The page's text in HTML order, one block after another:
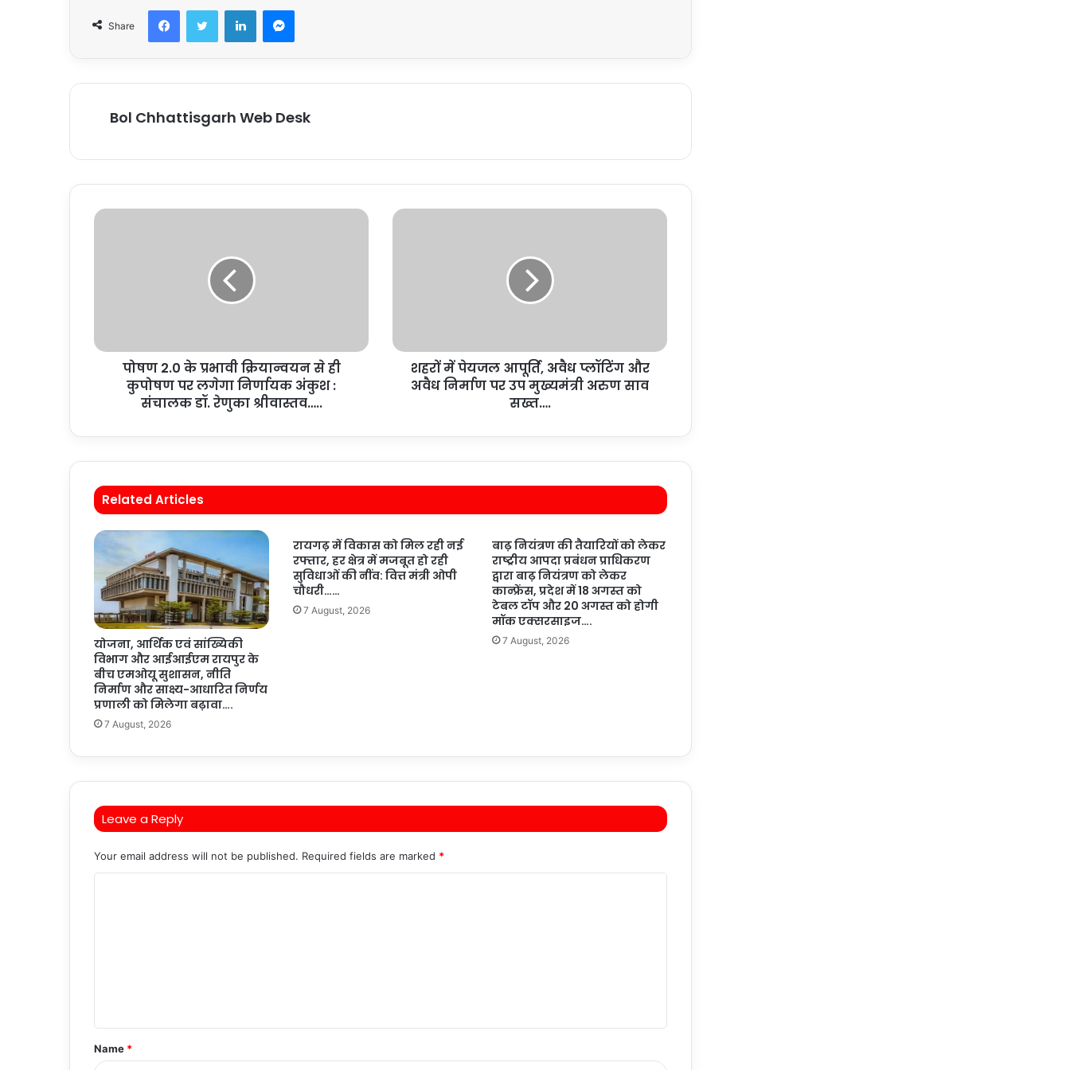
Share
Bol Chhattisgarh Web Desk
पोषण 2.0 के प्रभावी क्रियान्वयन से ही
कुपोषण पर लगेगा निर्णायक अंकुश :
संचालक डॉ. रेणुका श्रीवास्तव…..
शहरों में पेयजल आपूर्ति, अवैध प्लॉटिंग और
अवैध निर्माण पर उप मुख्यमंत्री अरुण साव
सख्त….
Related Articles
योजना, आर्थिक एवं सांख्यिकी
विभाग और आईआईएम रायपुर के
बीच एमओयू सुशासन, नीति
निर्माण और साक्ष्य-आधारित निर्णय
प्रणाली को मिलेगा बढ़ावा….
7 August, 2026
रायगढ़ में विकास को मिल रही नई
रफ्तार, हर क्षेत्र में मजबूत हो रही
सुविधाओं की नींव: वित्त मंत्री ओपी
चौधरी……
7 August, 2026
बाढ़ नियंत्रण की तैयारियों को लेकर
राष्ट्रीय आपदा प्रबंधन प्राधिकरण
द्वारा बाढ़ नियंत्रण को लेकर
कान्फ्रेंस, प्रदेश में 18 अगस्त को
टेबल टॉप और 20 अगस्त को होगी
मॉक एक्सरसाइज….
7 August, 2026
Leave a Reply
Your email address will not be published. Required fields are marked *
t
*
Name *